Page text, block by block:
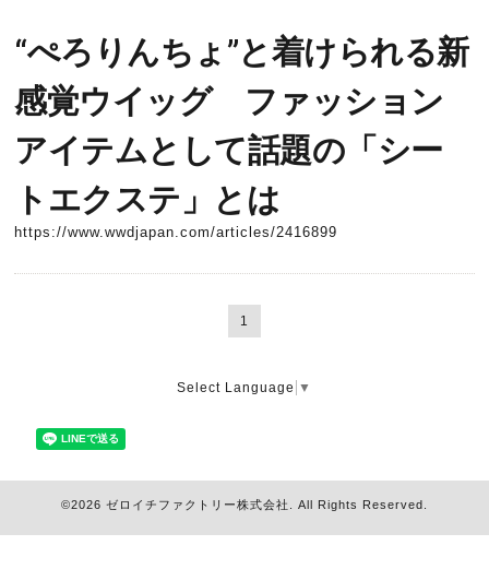
“ぺろりんちょ”と着けられる新
感覚ウイッグ ファッション
アイテムとして話題の「シー
トエクステ」とは
https://www.wwdjapan.com/articles/2416899
1
Select Language ▼
©2026 ゼロイチファクトリー株式会社 . All Rights Reserved.